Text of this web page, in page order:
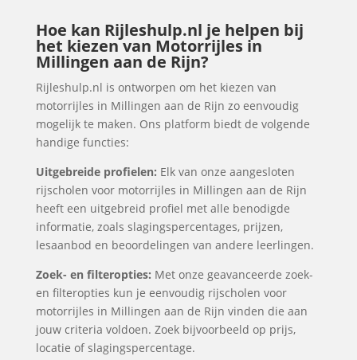
Hoe kan Rijleshulp.nl je helpen bij
het kiezen van Motorrijles in
Millingen aan de Rijn?
Rijleshulp.nl is ontworpen om het kiezen van
motorrijles in Millingen aan de Rijn zo eenvoudig
mogelijk te maken. Ons platform biedt de volgende
handige functies:
Uitgebreide profielen: Elk van onze aangesloten
rijscholen voor motorrijles in Millingen aan de Rijn
heeft een uitgebreid profiel met alle benodigde
informatie, zoals slagingspercentages, prijzen,
lesaanbod en beoordelingen van andere leerlingen.
Zoek- en filteropties: Met onze geavanceerde zoek-
en filteropties kun je eenvoudig rijscholen voor
motorrijles in Millingen aan de Rijn vinden die aan
jouw criteria voldoen. Zoek bijvoorbeeld op prijs,
locatie of slagingspercentage.